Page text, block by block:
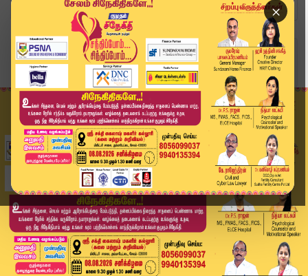
×
Home
வீடியோ ஸ்டோரி
Headlines Now | 9 PM Headlines | 18 APR 2026 | ...